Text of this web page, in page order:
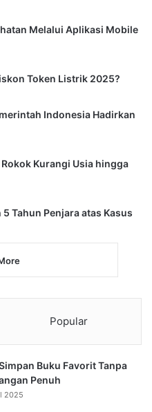
Melalui Aplikasi Mobile
Token Listrik 2025?
Indonesia Hadirkan
Kurangi Usia hingga
Tahun Penjara atas Kasus
Popular
Buku Favorit Tanpa
Penuh
2025